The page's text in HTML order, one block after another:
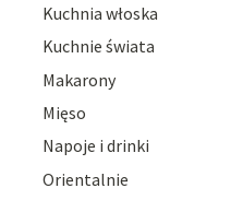
Kuchnia włoska
Kuchnie świata
Makarony
Mięso
Napoje i drinki
Orientalnie